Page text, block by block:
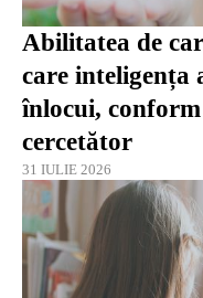
Abilitatea de
care inteligența
înlocui,
cercetător
31 IULIE 2026